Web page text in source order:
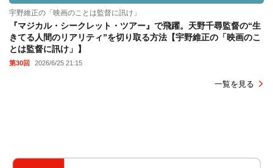
宇野維正の「映画のことは監督に訊け」
『マジカル・シークレット・ツアー』で飛躍。天野千尋監督の“生
きてる人間のリアリティ”を切り取る方法【宇野維正の「映画のこ
とは監督に訊け」】
第30回 2026/6/25 21:15
一覧を見る